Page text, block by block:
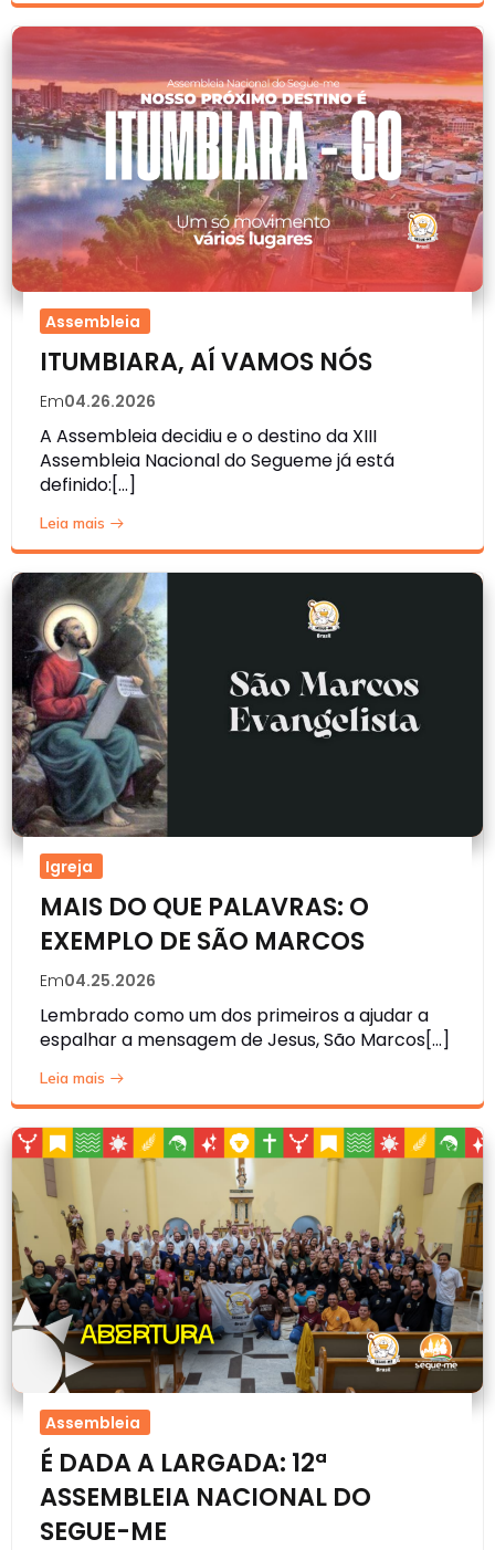
Assembleia
ITUMBIARA, AÍ VAMOS NÓS
Em04.26.2026
A Assembleia decidiu e o destino da XIII
Assembleia Nacional do Segueme já está
definido:[…]
Leia mais
Igreja
MAIS DO QUE PALAVRAS: O
EXEMPLO DE SÃO MARCOS
Em04.25.2026
Lembrado como um dos primeiros a ajudar a
espalhar a mensagem de Jesus, São Marcos[…]
Leia mais
Assembleia
É DADA A LARGADA: 12ª
ASSEMBLEIA NACIONAL DO
SEGUE-ME